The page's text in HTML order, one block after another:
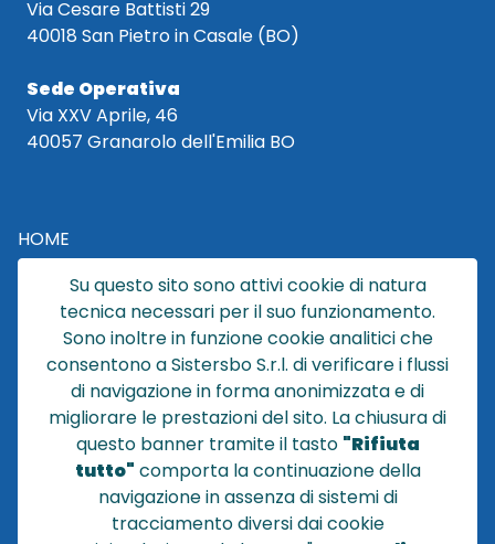
Via Cesare Battisti 29
40018 San Pietro in Casale (BO)
Sede Operativa
Via XXV Aprile, 46
40057 Granarolo dell'Emilia BO
HOME
CATALOGO
CHI SIAMO
NEWS
CONTATTACI
CONDIZIONI DI VENDITA
POLICY PRIVACY
NOTE LEGALI
Su questo sito sono attivi cookie di natura
tecnica necessari per il suo funzionamento.
Sono inoltre in funzione cookie analitici che
consentono a Sistersbo S.r.l. di verificare i flussi
di navigazione in forma anonimizzata e di
migliorare le prestazioni del sito. La chiusura di
questo banner tramite il tasto "Rifiuta
tutto" comporta la continuazione della
navigazione in assenza di sistemi di
tracciamento diversi dai cookie